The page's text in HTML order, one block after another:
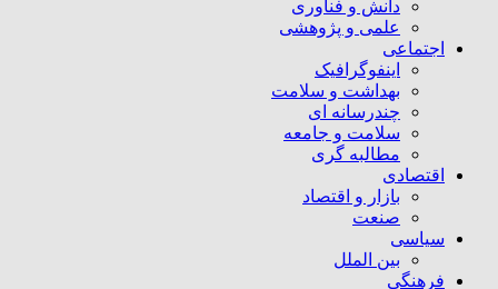
دانش و فناوری
علمی و پژوهشی
اجتماعی
اینفوگرافیک
بهداشت و سلامت
چندرسانه ای
سلامت و جامعه
مطالبه گری
اقتصادی
بازار و اقتصاد
صنعت
سیاسی
بین الملل
فرهنگی